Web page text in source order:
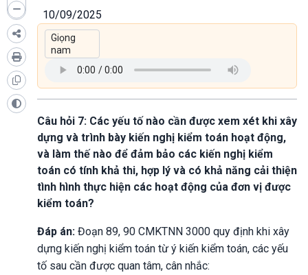
10/09/2025
Câu hỏi 7: Các yếu tố nào cần được xem xét khi xây
dựng và trình bày kiến nghị kiểm toán hoạt động,
và làm thế nào để đảm bảo các kiến nghị kiểm
toán có tính khả thi, hợp lý và có khả năng cải thiện
tình hình thực hiện các hoạt động của đơn vị được
kiểm toán?
Đáp án: Đoạn 89, 90 CMKTNN 3000 quy định khi xây
dựng kiến nghị kiểm toán từ ý kiến kiểm toán, các yếu
tố sau cần được quan tâm, cân nhắc: